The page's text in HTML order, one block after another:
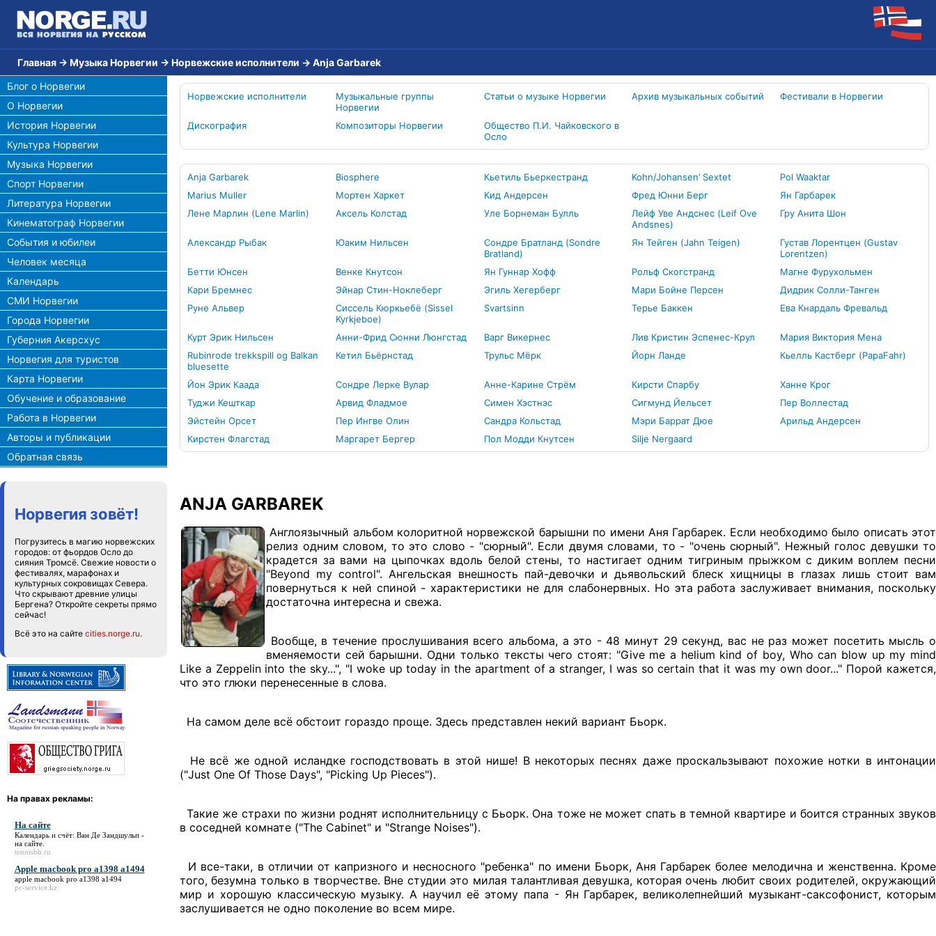
Главная → Музыка Норвегии → Норвежские исполнители → Anja Garbarek
Блог о Норвегии
О Норвегии
История Норвегии
Культура Норвегии
Музыка Норвегии
Спорт Норвегии
Литература Норвегии
Кинематограф Норвегии
События и юбилеи
Человек месяца
Календарь
СМИ Норвегии
Города Норвегии
Губерния Акерсхус
Норвегия для туристов
Карта Норвегии
Обучение и образование
Работа в Норвегии
Авторы и публикации
Обратная связь
Норвегия зовёт!
Погрузитесь в магию норвежских
городов: от фьордов Осло до
сияния Тромсё. Свежие новости о
фестивалях, марафонах и
культурных сокровищах Севера.
Что скрывают древние улицы
Бергена? Откройте секреты прямо
сейчас!
Всё это на сайте cities.norge.ru.
На правах рекламы:
На сайте
Календарь и счёт: Ван Де Зандшульп -
на сайте.
tennisbb.ru
Apple macbook pro a1398 a1494
apple macbook pro a1398 a1494
pc-service.kz
Норвежские исполнители
Музыкальные группы
Норвегии
Статьи о музыке Норвегии Архив музыкальных событий Фестивали в Норвегии
Дискография Композиторы Норвегии
Общество П.И. Чайковского в
Осло
Anja Garbarek Biosphere Кьетиль Бьеркестранд Kohn/Johansen’ Sextet
Pol Waaktar
Marius Muller
Мортен Харкет Кид Андерсен Фред Юнни Берг
Ян Гарбарек
Лене Марлин (Lene Marlin)
Аксель Колстад Уле Борнеман Булль
Лейф Уве Андснес (Leif Ove
Andsnes)
Гру Анита Шон
Александр Рыбак Юаким Нильсен
Сондре Братланд (Sondre
Bratland)
Ян Тейген (Jahn Teigen)
Густав Лорентцен (Gustav
Lorentzen)
Бетти Юнсен
Венке Кнутсон Ян Гуннар Хофф Рольф Скогстранд
Магне Фурухольмен
Кари Бремнес
Эйнар Стин-Ноклеберг Эгиль Хегерберг Мари Бойне Персен
Дидрик Солли-Танген
Руне Альвер
Сиссель Кюркьебё (Sissel
Kyrkjeboe)
Svartsinn Терье Баккен Ева Кнардаль Фревальд
Курт Эрик Нильсен Анни-Фрид Сюнни Люнгстад Варг Викернес Лив Кристин Эспенес-Крул
Мария Виктория Мена
Rubinrode trekkspill og Balkan
bluesette
Кетил Бьёрнстад Трульс Мёрк Йорн Ланде Кьелль Кастберг (PapaFahr)
Йон Эрик Каада Сондре Лерке Вулар Анне-Карине Стрём Кирсти Спарбу
Ханне Крог
Туджи Кешткар
Арвид Фладмое Симен Хэстнэс Сигмунд Йельсет
Пер Воллестад
Эйстейн Орсет
Пер Ингве Олин Сандра Кольстад Мэри Баррат Дюе
Арильд Андерсен
Кирстен Флагстад
Маргарет Бергер Пол Модди Кнутсен Silje Nergaard
ANJA GARBAREK
Англоязычный альбом колоритной норвежской барышни по имени Аня Гарбарек. Если необходимо было описать этот
релиз одним словом, то это слово - "сюрный". Если двумя словами, то - "очень сюрный". Нежный голос девушки то
крадется за вами на цыпочках вдоль белой стены, то настигает одним тигриным прыжком с диким воплем песни
"Beyond my control". Ангельская внешность пай-девочки и дьявольский блеск хищницы в глазах лишь стоит вам
повернуться к ней спиной - характеристики не для слабонервных. Но эта работа заслуживает внимания, поскольку
достаточна интересна и свежа.
Вообще, в течение прослушивания всего альбома, а это - 48 минут 29 секунд, вас не раз может посетить мысль о
вменяемости сей барышни. Одни только тексты чего стоят: "Give me a helium kind of boy, Who can blow up my mind
Like a Zeppelin into the sky...", "I woke up today in the apartment of a stranger, I was so certain that it was my own door..." Порой кажется,
что это глюки перенесенные в слова.
На самом деле всё обстоит гораздо проще. Здесь представлен некий вариант Бьорк.
Не всё же одной исландке господствовать в этой нише! В некоторых песнях даже проскальзывают похожие нотки в интонации
("Just One Of Those Days", "Picking Up Pieces").
Такие же страхи по жизни роднят исполнительницу с Бьорк. Она тоже не может спать в темной квартире и боится странных звуков
в соседней комнате ("The Cabinet" и "Strange Noises").
И все-таки, в отличии от капризного и несносного "ребенка" по имени Бьорк, Аня Гарбарек более мелодична и женственна. Кроме
того, безумна только в творчестве. Вне студии это милая талантливая девушка, которая очень любит своих родителей, окружающий
мир и хорошую классическую музыку. А научил её этому папа - Ян Гарбарек, великолепнейший музыкант-саксофонист, которым
заслушивается не одно поколение во всем мире.